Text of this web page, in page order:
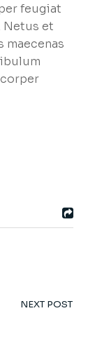
feugiat
Netus et
maecenas
NEXT POST